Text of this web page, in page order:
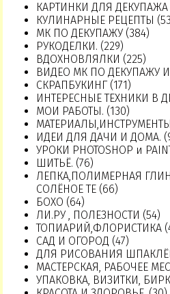
КАРТИНКИ ДЛЯ ДЕКУПАЖА
КУЛИНАРНЫЕ РЕЦЕПТЫ
МК ПО ДЕКУПАЖУ (384)
РУКОДЕЛКИ. (229)
ВДОХНОВЛЯЛКИ (225)
ВИДЕО МК ПО ДЕКУПАЖУ И
СКРАПБУКИНГ (171)
ИНТЕРЕСНЫЕ ТЕХНИКИ В
МОИ РАБОТЫ. (130)
МАТЕРИАЛЫ,ИНСТРУМЕНТЫ
ИДЕИ ДЛЯ ДАЧИ И ДОМА.
УРОКИ PHOTOSHOP и
ШИТЬЁ. (76)
ЛЕПКА,ПОЛИМЕРНАЯ
СОЛЁНОЕ ТЕ (66)
БОХО (64)
ЛИ.РУ , ПОЛЕЗНОСТИ (54)
ТОПИАРИЙ,ФЛОРИСТИКА
САД И ОГОРОД (47)
ДЛЯ РИСОВАНИЯ
МАСТЕРСКАЯ, РАБОЧЕЕ
УПАКОВКА, ВИЗИТКИ,